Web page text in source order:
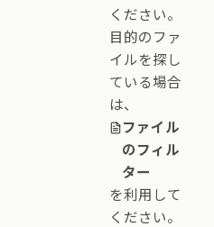
ください。
目的のファ
イルを探し
ている場合
は、
ファイル
のフィル
ター
を利用して
ください。